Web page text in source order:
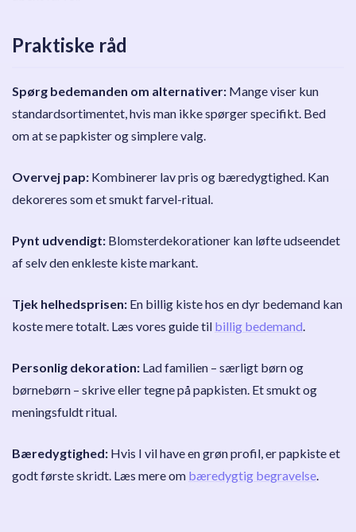
Praktiske råd
Spørg bedemanden om alternativer: Mange viser kun
standardsortimentet, hvis man ikke spørger specifikt. Bed
om at se papkister og simplere valg.
Overvej pap: Kombinerer lav pris og bæredygtighed. Kan
dekoreres som et smukt farvel-ritual.
Pynt udvendigt: Blomsterdekorationer kan løfte udseendet
af selv den enkleste kiste markant.
Tjek helhedsprisen: En billig kiste hos en dyr bedemand kan
koste mere totalt. Læs vores guide til billig bedemand
Personlig dekoration: Lad familien – særligt børn og
børnebørn – skrive eller tegne på papkisten. Et smukt og
meningsfuldt ritual.
Bæredygtighed: Hvis I vil have en grøn profil, er papkiste et
godt første skridt. Læs mere om bæredygtig begravelse